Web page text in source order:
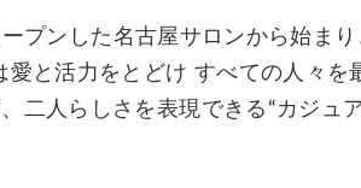
プンした名古屋サロンから始ま
愛と活⼒をとどけ すべての⼈々を
⼆⼈らしさを表現できる“カジュ